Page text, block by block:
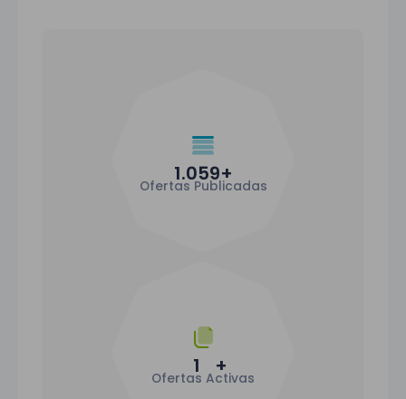
1.059+
Ofertas Publicadas
1 +
Ofertas Activas